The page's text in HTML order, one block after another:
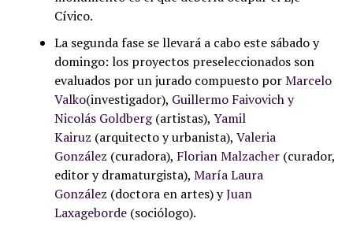
Cívico.
La segunda fase se llevará a cabo este sábado y
domingo: los proyectos preseleccionados son
evaluados por un jurado compuesto porMarcelo
Valko(investigador), Guillermo Faivovich y
Nicolás Goldberg(artistas), Yamil
Kairuz (arquitecto y urbanista), Valeria
González (curadora), Florian Malzacher(curador,
editor y dramaturgista), María Laura
González (doctora en artes) yJuan
Laxageborde(sociólogo).